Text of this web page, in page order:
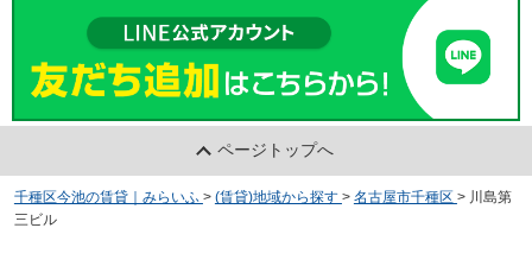
ページトップへ
千種区今池の賃貸｜みらいふ > (賃貸)地域から探す > 名古屋市千種区 > 川島第
三ビル